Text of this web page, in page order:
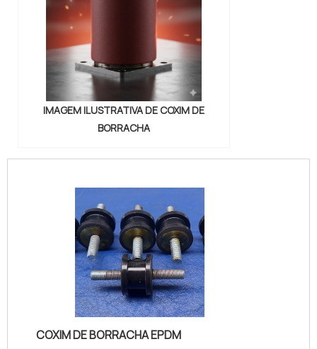
IMAGEM ILUSTRATIVA DE COXIM DE
BORRACHA
COXIM DE BORRACHA EPDM